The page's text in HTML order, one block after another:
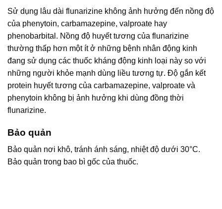
Sử dụng lâu dài flunarizine không ảnh hưởng đến nồng độ
của phenytoin, carbamazepine, valproate hay
phenobarbital. Nồng độ huyết tương của flunarizine
thường thấp hơn một ít ở những bệnh nhân động kinh
đang sử dụng các thuốc kháng động kinh loại này so với
những người khỏe mạnh dùng liều tương tự. Độ gắn kết
protein huyết tương của carbamazepine, valproate và
phenytoin không bị ảnh hưởng khi dùng đồng thời
flunarizine.
Bảo quản
Bảo quản nơi khô, tránh ánh sáng, nhiệt độ dưới 30°C.
Bảo quản trong bao bì gốc của thuốc.